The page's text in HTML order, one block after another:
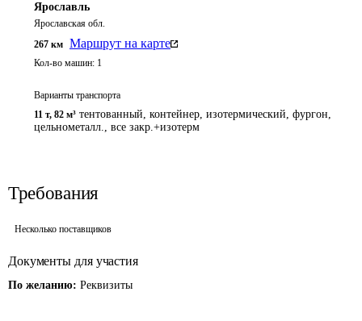
Ярославль
Ярославская обл.
267 км Маршрут на карте
Кол-во машин: 1
Варианты транспорта
11 т, 82 м³ тентованный, контейнер, изотермический, фургон,
цельнометалл., все закр.+изотерм
Требования
Несколько поставщиков
Документы для участия
По желанию: Реквизиты